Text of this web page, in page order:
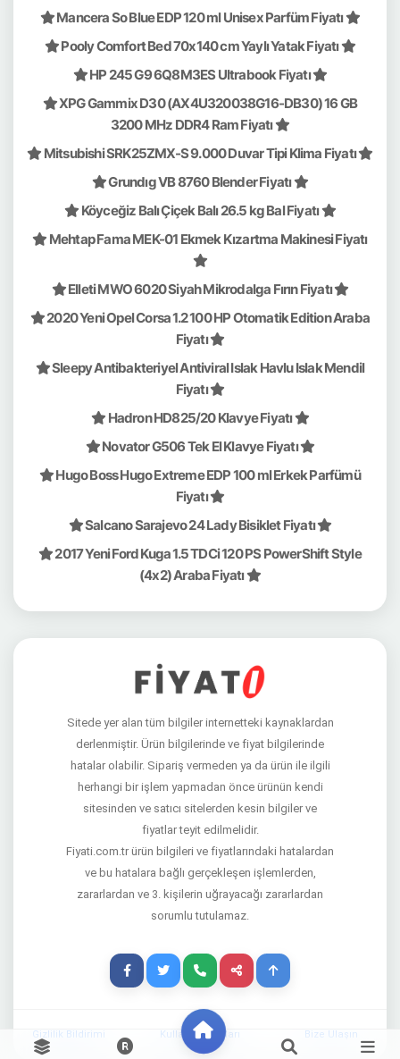
Mancera So Blue EDP 120 ml Unisex Parfüm Fiyatı
Pooly Comfort Bed 70x140 cm Yaylı Yatak Fiyatı
HP 245 G9 6Q8M3ES Ultrabook Fiyatı
XPG Gammix D30 (AX4U320038G16-DB30) 16 GB
3200 MHz DDR4 Ram Fiyatı
Mitsubishi SRK25ZMX-S 9.000 Duvar Tipi Klima Fiyatı
Grundıg VB 8760 Blender Fiyatı
Köyceğiz Balı Çiçek Balı 26.5 kg Bal Fiyatı
Mehtap Fama MEK-01 Ekmek Kızartma Makinesi Fiyatı
Elleti MWO 6020 Siyah Mikrodalga Fırın Fiyatı
2020 Yeni Opel Corsa 1.2 100 HP Otomatik Edition Araba
Fiyatı
Sleepy Antibakteriyel Antiviral Islak Havlu Islak Mendil
Fiyatı
Hadron HD825/20 Klavye Fiyatı
Novator G506 Tek El Klavye Fiyatı
Hugo Boss Hugo Extreme EDP 100 ml Erkek Parfümü
Fiyatı
Salcano Sarajevo 24 Lady Bisiklet Fiyatı
2017 Yeni Ford Kuga 1.5 TDCi 120 PS PowerShift Style
(4x2) Araba Fiyatı
Sitede yer alan tüm bilgiler internetteki kaynaklardan
derlenmiştir. Ürün bilgilerinde ve fiyat bilgilerinde
hatalar olabilir. Sipariş vermeden ya da ürün ile ilgili
herhangi bir işlem yapmadan önce ürünün kendi
sitesinden ve satıcı sitelerden kesin bilgiler ve
fiyatlar teyit edilmelidir.
Fiyati.com.tr ürün bilgileri ve fiyatlarındaki hatalardan
ve bu hatalara bağlı gerçekleşen işlemlerden,
zararlardan ve 3. kişilerin uğrayacağı zararlardan
sorumlu tutulamaz.
Gizlilik Bildirimi Kullanım Şartları Bize Ulaşın